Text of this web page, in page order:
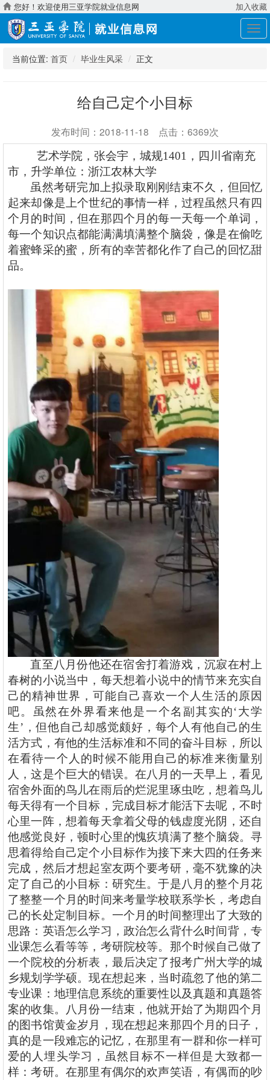
您好！欢迎使用三亚学院就业信息网 加入收藏
展
开
当前位置: 首页 毕业生风采 正文
给自己定个小目标
发布时间：2018-11-18 点击：6369次
艺术学院，张会宇，城规1401，四川省南充
市，升学单位：浙江农林大学
虽然考研完加上拟录取刚刚结束不久，但回忆
起来却像是上个世纪的事情一样，过程虽然只有四
个月的时间，但在那四个月的每一天每一个单词，
每一个知识点都能满满填满整个脑袋，像是在偷吃
着蜜蜂采的蜜，所有的幸苦都化作了自己的回忆甜
品。
直至八月份他还在宿舍打着游戏，沉寂在村上
春树的小说当中，每天想着小说中的情节来充实自
己的精神世界，可能自己喜欢一个人生活的原因
吧。虽然在外界看来他是一个名副其实的‘大学
生’，但他自己却感觉颇好，每个人有他自己的生
活方式，有他的生活标准和不同的奋斗目标，所以
在看待一个人的时候不能用自己的标准来衡量别
人，这是个巨大的错误。在八月的一天早上，看见
宿舍外面的鸟儿在雨后的烂泥里琢虫吃，想着鸟儿
每天得有一个目标，完成目标才能活下去呢，不时
心里一阵，想着每天拿着父母的钱虚度光阴，还自
他感觉良好，顿时心里的愧疚填满了整个脑袋。寻
思着得给自己定个小目标作为接下来大四的任务来
完成，然后才想起室友两个要考研，毫不犹豫的决
定了自己的小目标：研究生。于是八月的整个月花
了整整一个月的时间来考量学校联系学长，考虑自
己的长处定制目标。一个月的时间整理出了大致的
思路：英语怎么学习，政治怎么背什么时间背，专
业课怎么看等等，考研院校等。那个时候自己做了
一个院校的分析表，最后决定了报考广州大学的城
乡规划学学硕。现在想起来，当时疏忽了他的第二
专业课：地理信息系统的重要性以及真题和真题答
案的收集。八月份一结束，他就开始了为期四个月
的图书馆黄金岁月，现在想起来那四个月的日子，
真的是一段难忘的记忆，在那里有一群和你一样可
爱的人埋头学习，虽然目标不一样但是大致都一
样：考研。在那里有偶尔的欢声笑语，有偶而的吵